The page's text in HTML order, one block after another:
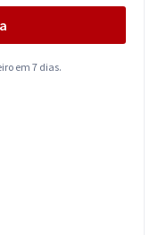
em 7 dias.